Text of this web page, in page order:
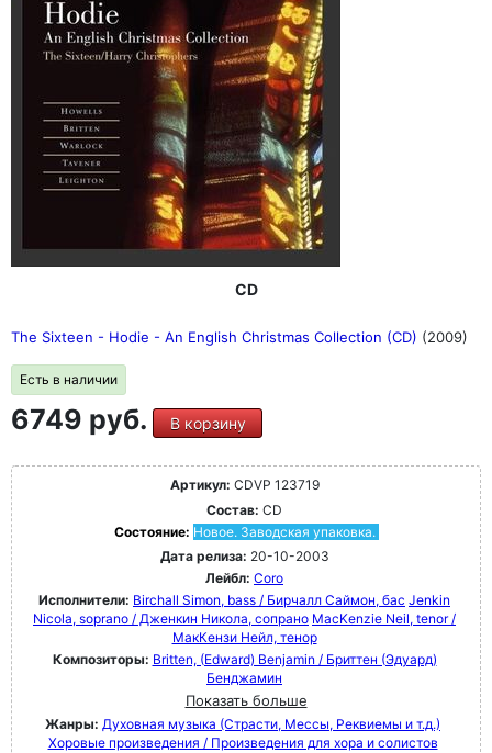
CD
The Sixteen - Hodie - An English Christmas Collection (CD) (2009)
Есть в наличии
6749 руб. В корзину
Артикул: CDVP 123719
Состав: CD
Состояние: Новое. Заводская упаковка.
Дата релиза: 20-10-2003
Лейбл: Coro
Исполнители: Birchall Simon, bass / Бирчалл Саймон, бас Jenkin
Nicola, soprano / Дженкин Никола, сопрано MacKenzie Neil, tenor /
МакКензи Нейл, тенор
Композиторы: Britten, (Edward) Benjamin / Бриттен (Эдуард)
Бенджамин
Показать больше
Жанры: Духовная музыка (Страсти, Мессы, Реквиемы и т.д.)
Хоровые произведения / Произведения для хора и солистов